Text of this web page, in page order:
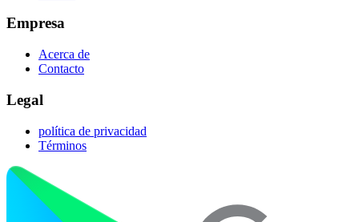
Empresa
Acerca de
Contacto
Legal
política de privacidad
Términos